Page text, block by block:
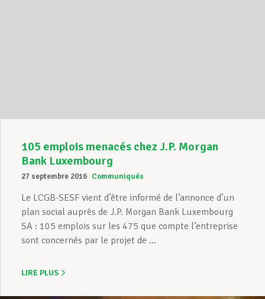
105 emplois menacés chez J.P. Morgan
Bank Luxembourg
27 septembre 2016 Communiqués
Le LCGB-SESF vient d’être informé de l’annonce d’un
plan social auprès de J.P. Morgan Bank Luxembourg
SA : 105 emplois sur les 475 que compte l’entreprise
sont concernés par le projet de ...
LIRE PLUS